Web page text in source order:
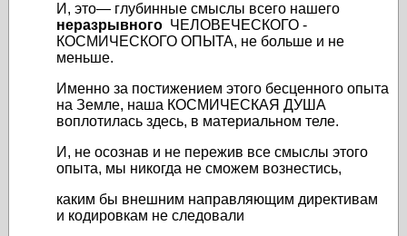
И, это— глубинные смыслы всего нашего
неразрывного ЧЕЛОВЕЧЕСКОГО -
КОСМИЧЕСКОГО ОПЫТА, не больше и не
меньше.
Именно за постижением этого бесценного опыта
на Земле, наша КОСМИЧЕСКАЯ ДУША
воплотилась здесь, в материальном теле.
И, не осознав и не пережив все смыслы этого
опыта, мы никогда не сможем вознестись,
каким бы внешним направляющим директивам
и кодировкам не следовали